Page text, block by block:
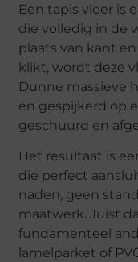
Een tapis vloer is
die volledig in de
plaats van kant
klikt, wordt deze
Dunne massieve
en gespijkerd op
geschuurd en
Het resultaat is
die perfect
naden, geen
maatwerk. Juist
fundamenteel
lamelparket of